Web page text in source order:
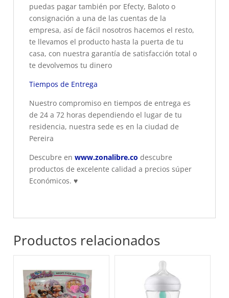
puedas pagar también por Efecty, Baloto o
consignación a una de las cuentas de la
empresa, así de fácil nosotros hacemos el resto,
te llevamos el producto hasta la puerta de tu
casa, con nuestra garantía de satisfacción total o
te devolvemos tu dinero
Tiempos de Entrega
Nuestro compromiso en tiempos de entrega es
de 24 a 72 horas dependiendo el lugar de tu
residencia, nuestra sede es en la ciudad de
Pereira
Descubre en www.zonalibre.co descubre
productos de excelente calidad a precios súper
Económicos. ♥
Productos relacionados